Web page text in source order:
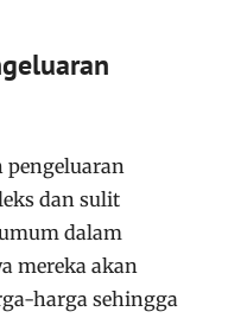
pengeluaran
dan sulit
dalam
mereka akan
harga sehingga